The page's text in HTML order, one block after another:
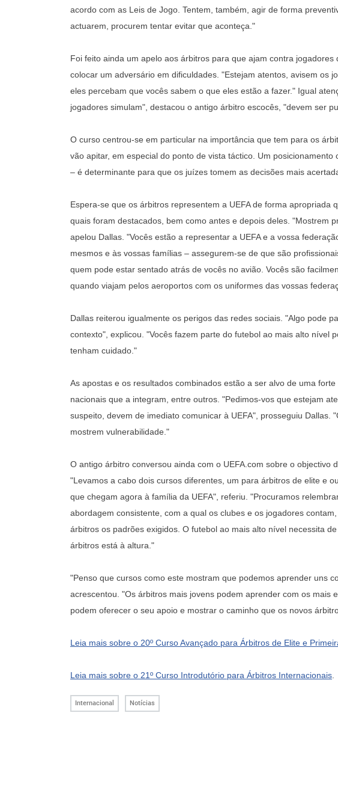
acordo com as Leis de Jogo. Tentem, também, agir de forma
actuarem, procurem tentar evitar que aconteça."
Foi feito ainda um apelo aos árbitros para que ajam contra
colocar um adversário em dificuldades. "Estejam atentos, avisem os
eles percebam que vocês sabem o que eles estão a fazer." Igual
jogadores simulam", destacou o antigo árbitro escocês, "devem ser
O curso centrou-se em particular na importância que tem para os
vão apitar, em especial do ponto de vista táctico. Um
– é determinante para que os juízes tomem as decisões mais
Espera-se que os árbitros representem a UEFA de forma apropriada
quais foram destacados, bem como antes e depois deles. "Mostrem
apelou Dallas. "Vocês estão a representar a UEFA e a vossa
mesmos e às vossas famílias – assegurem-se de que são
quem pode estar sentado atrás de vocês no avião. Vocês são
quando viajam pelos aeroportos com os uniformes das vossas
Dallas reiterou igualmente os perigos das redes sociais. "Algo pode
contexto", explicou. "Vocês fazem parte do futebol ao mais alto nível
tenham cuidado."
As apostas e os resultados combinados estão a ser alvo de uma
nacionais que a integram, entre outros. "Pedimos-vos que estejam
suspeito, devem de imediato comunicar à UEFA", prosseguiu Dallas.
mostrem vulnerabilidade."
O antigo árbitro conversou ainda com o UEFA.com sobre o objectivo
"Levamos a cabo dois cursos diferentes, um para árbitros de elite e
que chegam agora à família da UEFA", referiu. "Procuramos
abordagem consistente, com a qual os clubes e os jogadores
árbitros os padrões exigidos. O futebol ao mais alto nível necessita
árbitros está à altura."
"Penso que cursos como este mostram que podemos aprender uns
acrescentou. "Os árbitros mais jovens podem aprender com os mais
podem oferecer o seu apoio e mostrar o caminho que os novos
Leia mais sobre o 20º Curso Avançado para Árbitros de Elite e
Leia mais sobre o 21º Curso Introdutório para Árbitros Internacionais
Internacional Notícias